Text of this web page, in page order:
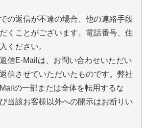
の返信が不達の場合、他の連絡手段
くことがございます。電話番号、住
ください。
信E-Mailは、お問い合わせいただい
信させていただいたものです。弊社
の一部または全体を転用するな
当該お客様以外への開示はお断りい